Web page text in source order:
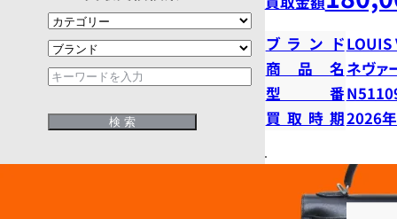
ブランドLOUIS
商品名 ネヴァ
型番
買取時期2026